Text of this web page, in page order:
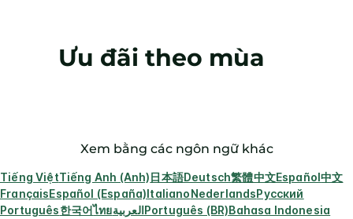
Ưu đãi theo mùa
Xem bằng các ngôn ngữ khác
Tiếng ViệtTiếng Anh (Anh)日本語Deutsch繁體中文Español中文
FrançaisEspañol (España)ItalianoNederlandsРусский
Português한국어ไทยالعربيةPortuguês (BR)Bahasa Indonesia